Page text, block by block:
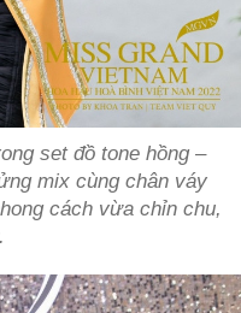
set đồ tone hồng –
mix cùng chân váy
cách vừa chỉn chu,